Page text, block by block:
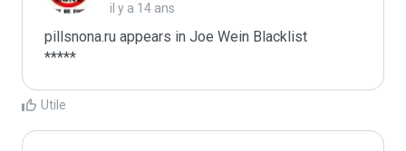
il y a 14 ans
pillsnona.ru appears in Joe Wein Blacklist
*****
Utile